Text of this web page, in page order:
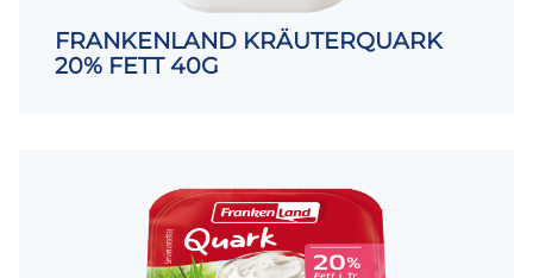
FRANKENLAND KRÄUTERQUARK
20% FETT 40G